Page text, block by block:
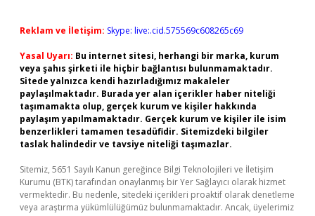
Reklam ve İletişim: Skype: live:.cid.575569c608265c69
Yasal Uyarı: Bu internet sitesi, herhangi bir marka, kurum
veya şahıs şirketi ile hiçbir bağlantısı bulunmamaktadır.
Sitede yalnızca kendi hazırladığımız makaleler
paylaşılmaktadır. Burada yer alan içerikler haber niteliği
taşımamakta olup, gerçek kurum ve kişiler hakkında
paylaşım yapılmamaktadır. Gerçek kurum ve kişiler ile isim
benzerlikleri tamamen tesadüfidir. Sitemizdeki bilgiler
taslak halindedir ve tavsiye niteliği taşımazlar.
Sitemiz, 5651 Sayılı Kanun gereğince Bilgi Teknolojileri ve İletişim
Kurumu (BTK) tarafından onaylanmış bir Yer Sağlayıcı olarak hizmet
vermektedir. Bu nedenle, sitedeki içerikleri proaktif olarak denetleme
veya araştırma yükümlülüğümüz bulunmamaktadır. Ancak, üyelerimiz